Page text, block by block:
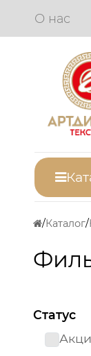
О нас
Каталог
Статус